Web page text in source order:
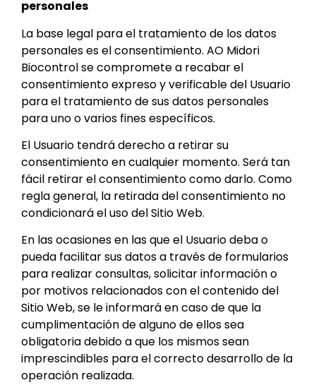
personales
La base legal para el tratamiento de los datos
personales es el consentimiento. AO Midori
Biocontrol se compromete a recabar el
consentimiento expreso y verificable del Usuario
para el tratamiento de sus datos personales
para uno o varios fines específicos.
El Usuario tendrá derecho a retirar su
consentimiento en cualquier momento. Será tan
fácil retirar el consentimiento como darlo. Como
regla general, la retirada del consentimiento no
condicionará el uso del Sitio Web.
En las ocasiones en las que el Usuario deba o
pueda facilitar sus datos a través de formularios
para realizar consultas, solicitar información o
por motivos relacionados con el contenido del
Sitio Web, se le informará en caso de que la
cumplimentación de alguno de ellos sea
obligatoria debido a que los mismos sean
imprescindibles para el correcto desarrollo de la
operación realizada.